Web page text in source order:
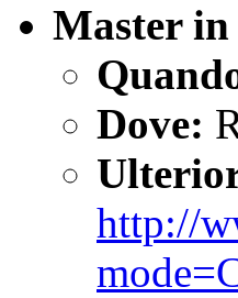
Master
Dove:
http://